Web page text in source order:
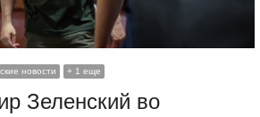
новости + 1 еще
Зеленский во